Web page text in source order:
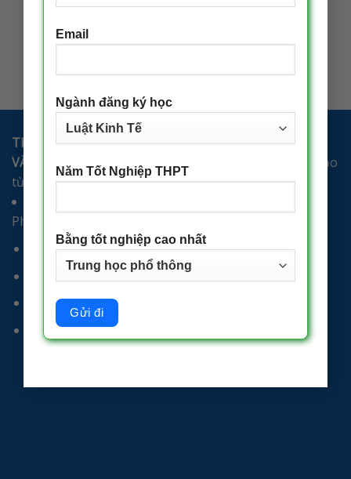
Email
Ngành đăng ký học
Năm Tốt Nghiệp THPT
Bằng tốt nghiệp cao nhất
THÔNG TIN LIÊN HỆ
VĂN PHÒNG CHỈ ĐẠO TUYỂN SINH
: Trung tâm Đào tạo
từ xa - Đại học Kinh tế Quốc dân.
Phường Bạch Mai, Thành phố Hà Nội.
Điện thoại: 0965010628
Website: https://cel.neu.edu.vn
Email: eneu@neu.edu.vn
Fanpage: https://www.facebook.com/ttdttx.eneu